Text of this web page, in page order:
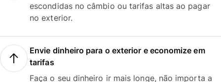
escondidas no câmbio ou tarifas altas ao pagar
no exterior.
Envie dinheiro para o exterior e economize em
tarifas
Faça o seu dinheiro ir mais longe, não importa a